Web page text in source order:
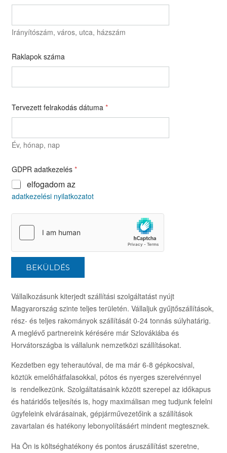
Irányítószám, város, utca, házszám
Raklapok száma
Tervezett felrakodás dátuma *
Év, hónap, nap
GDPR adatkezelés *
elfogadom az
adatkezelési nyilatkozatot
BEKÜLDÉS
Vállalkozásunk kiterjedt szállítási szolgáltatást nyújt
Magyarország szinte teljes területén. Vállaljuk gyűjtőszállítások,
rész- és teljes rakományok szállítását 0-24 tonnás súlyhatárig.
A meglévő partnereink kérésére már Szlovákiába és
Horvátországba is vállalunk nemzetközi szállításokat.
Kezdetben egy teherautóval, de ma már 6-8 gépkocsival,
köztük emelőhátfalasokkal, pótos és nyerges szerelvénnyel
is rendelkezünk. Szolgáltatásaink között szerepel az időkapus
és határidős teljesítés is, hogy maximálisan meg tudjunk felelni
ügyfeleink elvárásainak, gépjárművezetőink a szállítások
zavartalan és hatékony lebonyolításáért mindent megtesznek.
Ha Ön is költséghatékony és pontos áruszállítást szeretne,